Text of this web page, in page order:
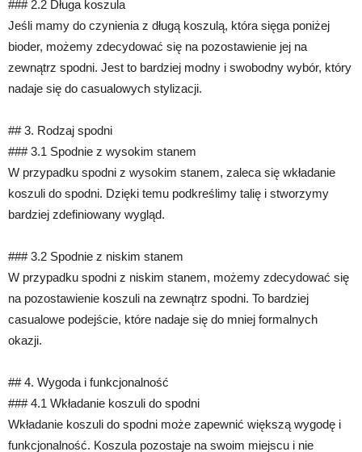
### 2.2 Długa koszula
Jeśli mamy do czynienia z długą koszulą, która sięga poniżej
bioder, możemy zdecydować się na pozostawienie jej na
zewnątrz spodni. Jest to bardziej modny i swobodny wybór, który
nadaje się do casualowych stylizacji.
## 3. Rodzaj spodni
### 3.1 Spodnie z wysokim stanem
W przypadku spodni z wysokim stanem, zaleca się wkładanie
koszuli do spodni. Dzięki temu podkreślimy talię i stworzymy
bardziej zdefiniowany wygląd.
### 3.2 Spodnie z niskim stanem
W przypadku spodni z niskim stanem, możemy zdecydować się
na pozostawienie koszuli na zewnątrz spodni. To bardziej
casualowe podejście, które nadaje się do mniej formalnych
okazji.
## 4. Wygoda i funkcjonalność
### 4.1 Wkładanie koszuli do spodni
Wkładanie koszuli do spodni może zapewnić większą wygodę i
funkcjonalność. Koszula pozostaje na swoim miejscu i nie